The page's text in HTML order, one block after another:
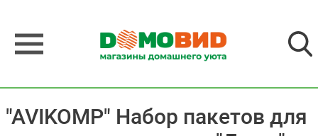
"AVIKOMP" Набор пакетов для